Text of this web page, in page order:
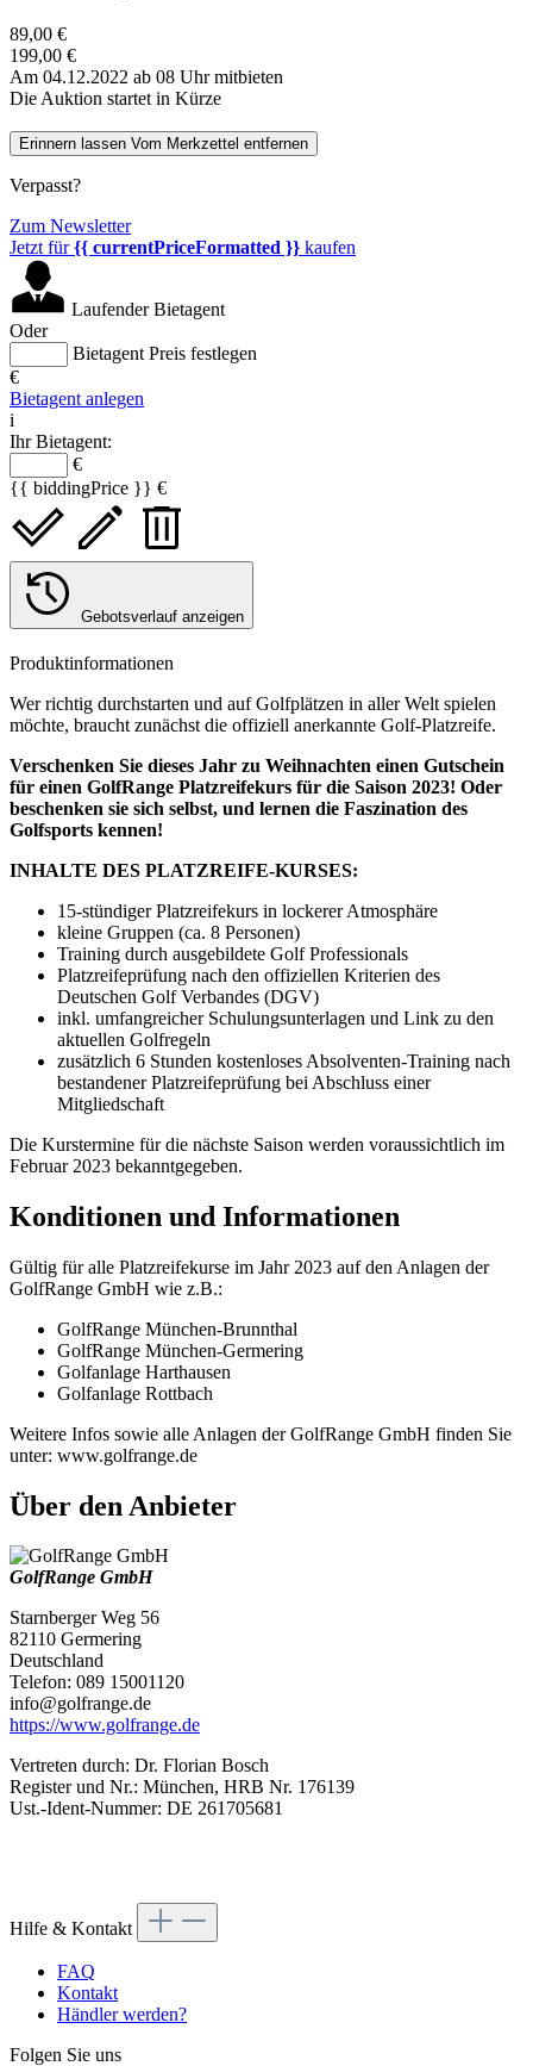
89,00 €
199,00 €
Am 04.12.2022 ab 08 Uhr mitbieten
Die Auktion startet in Kürze
Erinnern lassen Vom Merkzettel entfernen
Verpasst?
Zum Newsletter
Jetzt für{{ currentPriceFormatted }} kaufen
Laufender Bietagent
Oder
Bietagent Preis festlegen
€
Bietagent anlegen
i
Ihr Bietagent:
€
{{ biddingPrice }} €
Gebotsverlauf anzeigen
Produktinformationen
Wer richtig durchstarten und auf Golfplätzen in aller Welt spielen
möchte, braucht zunächst die offiziell anerkannte Golf-Platzreife.
Verschenken Sie dieses Jahr zu Weihnachten einen Gutschein
für einen GolfRange Platzreifekurs für die Saison 2023! Oder
beschenken sie sich selbst, und lernen die Faszination des
Golfsports kennen!
INHALTE DES PLATZREIFE-KURSES:
15-stündiger Platzreifekurs in lockerer Atmosphäre
kleine Gruppen (ca. 8 Personen)
Training durch ausgebildete Golf Professionals
Platzreifeprüfung nach den offiziellen Kriterien des
Deutschen Golf Verbandes (DGV)
inkl. umfangreicher Schulungsunterlagen und Link zu den
aktuellen Golfregeln
zusätzlich 6 Stunden kostenloses Absolventen-Training nach
bestandener Platzreifeprüfung bei Abschluss einer
Mitgliedschaft
Die Kurstermine für die nächste Saison werden voraussichtlich im
Februar 2023 bekanntgegeben.
Konditionen und Informationen
Gültig für alle Platzreifekurse im Jahr 2023 auf den Anlagen der
GolfRange GmbH wie z.B.:
GolfRange München-Brunnthal
GolfRange München-Germering
Golfanlage Harthausen
Golfanlage Rottbach
Weitere Infos sowie alle Anlagen der GolfRange GmbH finden Sie
unter: www.golfrange.de
Über den Anbieter
GolfRange GmbH
Starnberger Weg 56
82110 Germering
Deutschland
Telefon: 089 15001120
info@golfrange.de
https://www.golfrange.de
Vertreten durch: Dr. Florian Bosch
Register und Nr.: München, HRB Nr. 176139
Ust.-Ident-Nummer: DE 261705681
Hilfe & Kontakt
FAQ
Kontakt
Händler werden?
Folgen Sie uns